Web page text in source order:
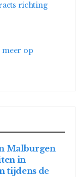
richting
meer op
Malburgen
in
tijdens de